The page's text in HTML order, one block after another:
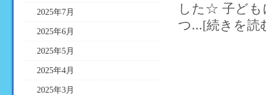
した☆ 子ども
つ...[続きを読
2025年7月
2025年6月
2025年5月
2025年4月
2025年3月